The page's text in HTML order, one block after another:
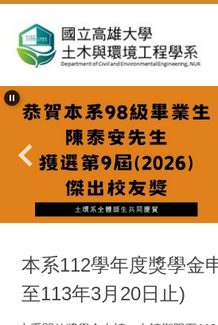
到
主
內
容
首頁 獎學金公告
本系112學年度獎學金
至113年3月20日止)